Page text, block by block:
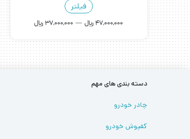
فیلتر
37,000,000 ﷼ — 47,000,000 ﷼
دسته بندی های مهم
چادر خودرو
کفپوش خودرو